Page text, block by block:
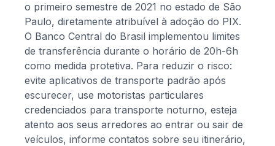
o primeiro semestre de 2021 no estado de São
Paulo, diretamente atribuível à adoção do PIX.
O Banco Central do Brasil implementou limites
de transferência durante o horário de 20h-6h
como medida protetiva. Para reduzir o risco:
evite aplicativos de transporte padrão após
escurecer, use motoristas particulares
credenciados para transporte noturno, esteja
atento aos seus arredores ao entrar ou sair de
veículos, informe contatos sobre seu itinerário,